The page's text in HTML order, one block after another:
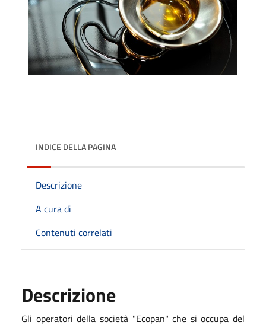
INDICE DELLA PAGINA
Descrizione
A cura di
Contenuti correlati
Descrizione
Gli operatori della società "Ecopan" che si occupa del